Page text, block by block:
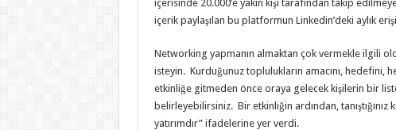
içerisinde 20.000’e yakın kişi tarafından takip
içerik paylaşılan bu platformun Linkedin’deki aylık
Networking yapmanın almaktan çok vermekle ilgili
isteyin. Kurduğunuz toplulukların amacını,
etkinliğe gitmeden önce oraya gelecek kişilerin bir
belirleyebilirsiniz. Bir etkinliğin ardından, tanıştığınız
yatırımdır” ifadelerine yer verdi.